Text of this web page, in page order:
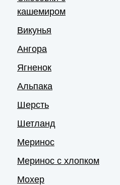
кашемиром
Викунья
Ангора
Ягненок
Альпака
Шерсть
Шетланд
Меринос
Меринос с хлопком
Мохер